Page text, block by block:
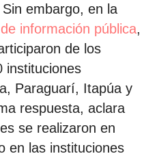
embargo, en la
información pública,
de los
instituciones
Paraguarí, Itapúa y
respuesta, aclara
se realizaron en
en las instituciones